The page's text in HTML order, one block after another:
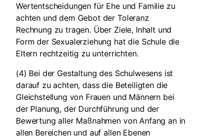
Wertentscheidungen für Ehe und Familie zu
achten und dem Gebot der Toleranz
Rechnung zu tragen. Über Ziele, Inhalt und
Form der Sexualerziehung hat die Schule die
Eltern rechtzeitig zu unterrichten.
(4) Bei der Gestaltung des Schulwesens ist
darauf zu achten, dass die Beteiligten die
Gleichstellung von Frauen und Männern bei
der Planung, der Durchführung und der
Bewertung aller Maßnahmen von Anfang an in
allen Bereichen und auf allen Ebenen